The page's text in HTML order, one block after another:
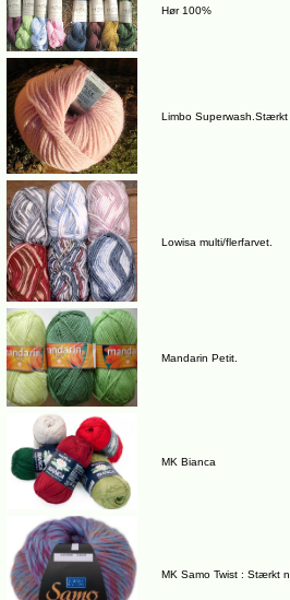
Hør 100%
Limbo
Lowisa multi/flerfarvet.
Mandarin Petit.
MK Bianca
MK Samo Twist : Stærkt